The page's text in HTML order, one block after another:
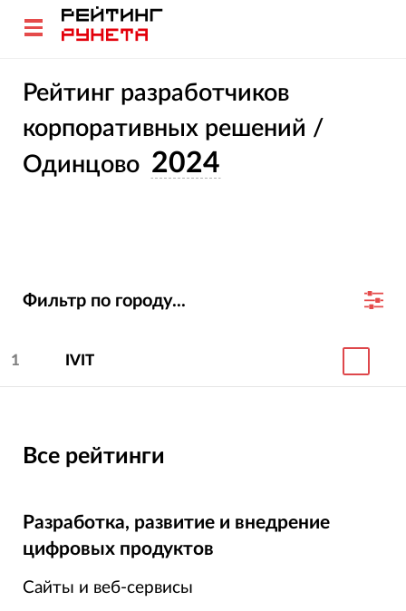
Рейтинг разработчиков
корпоративных решений /
Одинцово 2024
Фильтр по городу...
1 IVIT
Все рейтинги
Разработка, развитие и внедрение
цифровых продуктов
Сайты и веб-сервисы